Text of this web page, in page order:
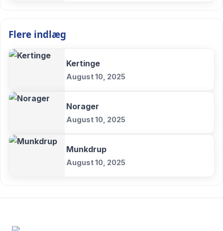
Flere indlæg
Kertinge
August 10, 2025
Norager
August 10, 2025
Munkdrup
August 10, 2025